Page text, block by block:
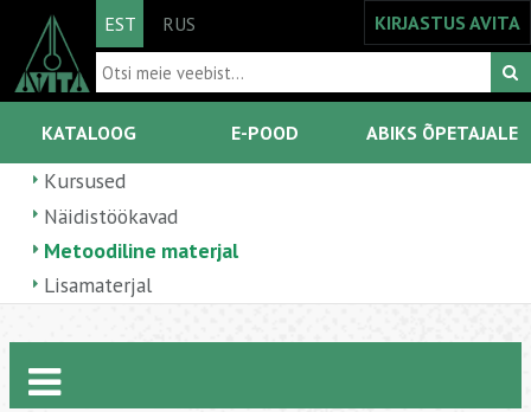
EST RUS KIRJASTUS AVITA
KATALOOG E-POOD ABIKS ÕPETAJALE
Kursused
Näidistöökavad
Metoodiline materjal
Lisamaterjal